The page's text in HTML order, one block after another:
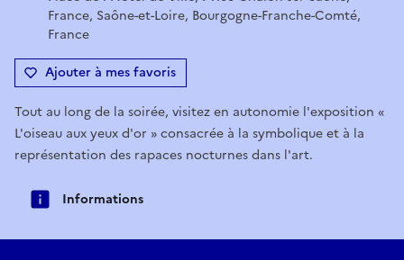
France, Saône-et-Loire, Bourgogne-Franche-Comté,
France
Ajouter à mes favoris
Tout au long de la soirée, visitez en autonomie l'exposition «
L'oiseau aux yeux d'or » consacrée à la symbolique et à la
représentation des rapaces nocturnes dans l'art.
Informations